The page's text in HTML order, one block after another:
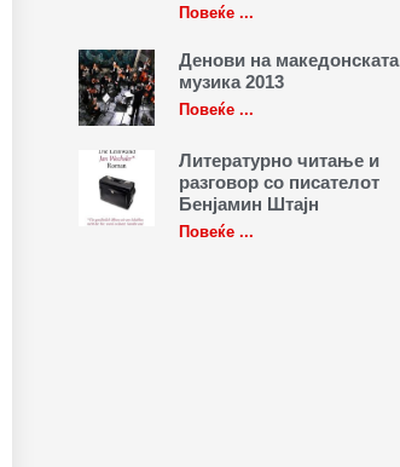
Повеќе ...
Денови на македонската
музика 2013
Повеќе ...
Литературно читање и
разговор со писателот
Бенјамин Штајн
Повеќе ...